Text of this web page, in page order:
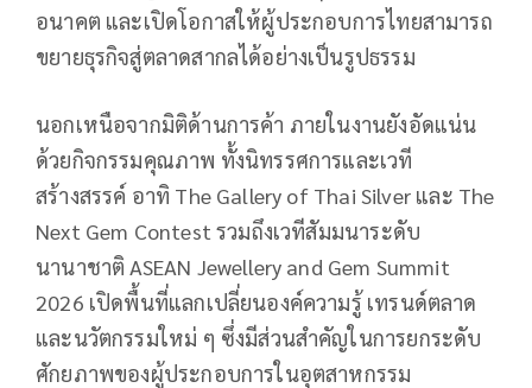
อนาคต และเปิดโอกาสให้ผู้ประกอบการไทยสามารถ
ขยายธุรกิจสู่ตลาดสากลได้อย่างเป็นรูปธรรม
นอกเหนือจากมิติด้านการค้า ภายในงานยังอัดแน่น
ด้วยกิจกรรมคุณภาพ ทั้งนิทรรศการและเวที
สร้างสรรค์ อาทิ The Gallery of Thai Silver และ The
Next Gem Contest รวมถึงเวทีสัมมนาระดับ
นานาชาติ ASEAN Jewellery and Gem Summit
2026 เปิดพื้นที่แลกเปลี่ยนองค์ความรู้ เทรนด์ตลาด
และนวัตกรรมใหม่ ๆ ซึ่งมีส่วนสำคัญในการยกระดับ
ศักยภาพของผู้ประกอบการในอุตสาหกรรม